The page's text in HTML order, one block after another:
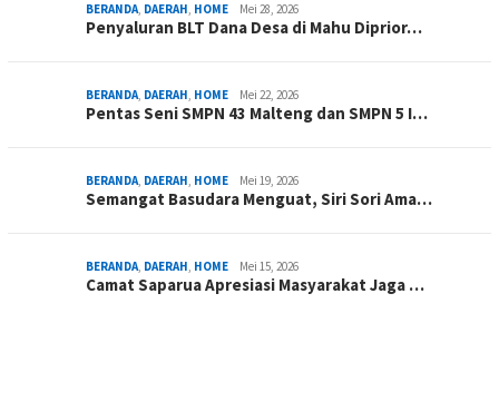
BERANDA, DAERAH, HOME Mei 28, 2026
Penyaluran BLT Dana Desa di Mahu Diprior…
BERANDA, DAERAH, HOME Mei 22, 2026
Pentas Seni SMPN 43 Malteng dan SMPN 5 I…
BERANDA, DAERAH, HOME Mei 19, 2026
Semangat Basudara Menguat, Siri Sori Ama…
BERANDA, DAERAH, HOME Mei 15, 2026
Camat Saparua Apresiasi Masyarakat Jaga …